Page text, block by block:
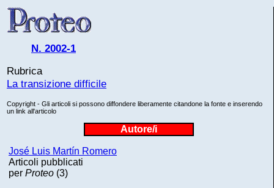
N. 2002-1
Rubrica
La transizione difficile
Copyright - Gli articoli si possono diffondere liberamente citandone la fonte e inserendo
un link all'articolo
Autore/i
José Luis Martín Romero
Articoli pubblicati
per Proteo (3)